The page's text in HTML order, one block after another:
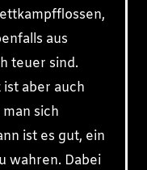
aus
teuer sind.
aber auch
sich
ist es gut, ein
wahren. Dabei